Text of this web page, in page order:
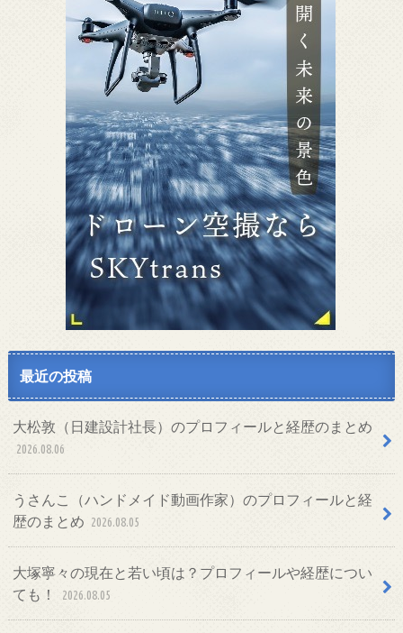
最近の投稿
大松敦（日建設計社長）のプロフィールと経歴のまとめ
2026.08.06
うさんこ（ハンドメイド動画作家）のプロフィールと経
歴のまとめ 2026.08.05
大塚寧々の現在と若い頃は？プロフィールや経歴につい
ても！
2026.08.05